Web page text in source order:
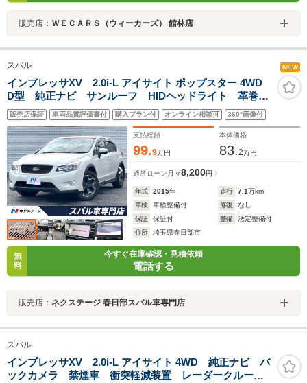
販売店： ＷＥＣＡＲＳ（ウィーカーズ） 館林店
スバル NEW
インプレッサXV 2.0i-L アイサイト ポップスター 4WD
D型 純正ナビ サンルーフ HIDヘッドライト 革巻き
ステアリング 純正17インチアルミホイール レーダー
クルーズ スマートキー ETC バックカメラ オート
ライト 禁煙車 アイサイト 4WD
販売店保証 車両品質評価書付 購入プラン付 オンライン相談可 360°画像付
支払総額
99.9万円
本体価格
83.2万円
通常ローン 月々8,200円
年式 2015年 走行 7.1万km
車検
車検整備付 修復
なし
保証
保証付 整備
法定整備付
住所
埼玉県春日部市
無
料
今すぐ在庫確認・見積依頼
電話する
販売店： ネクステージ 春日部スバル車専門店
スバル
インプレッサXV 2.0i-L アイサイト 4WD 純正ナビ バ
ックカメラ 禁煙車 衝突軽減装置 レーダークルー